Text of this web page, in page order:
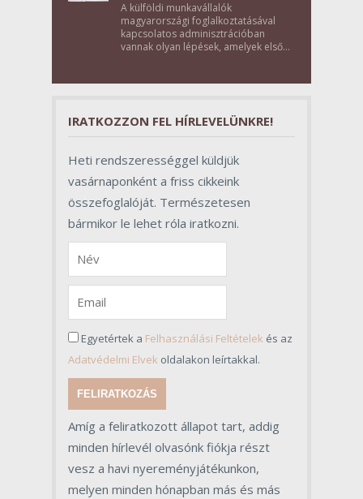
A külföldi munkavállalók
magyarországi foglalkoztatásával
kapcsolatos adminisztrációban
vannak olyan lépések, amelyek első
szerepet töltenek be az egész
IRATKOZZON FEL HÍRLEVELÜNKRE!
Heti rendszerességgel küldjük
vasárnaponként a friss cikkeink
összefoglalóját. Természetesen
bármikor le lehet róla iratkozni.
Egyetértek a Felhasználási Feltételek és az
Adatvédelmi Elvek oldalakon leírtakkal.
FELIRATKOZÁS
Amíg a feliratkozott állapot tart, addig
minden hírlevél olvasónk fiókja részt
vesz a havi nyereményjátékunkon,
melyen minden hónapban más és más